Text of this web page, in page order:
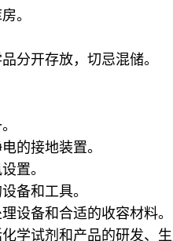
。
分开存放，切忌混储。
的接地装置。
置。
备和工具。
设备和合适的收容材料
学试剂和产品的研发、生